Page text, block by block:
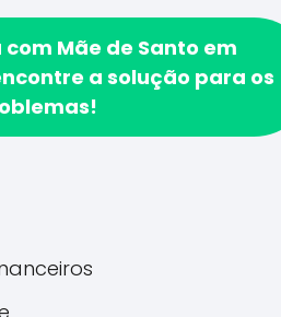
Mãe de Santo em
a solução para os